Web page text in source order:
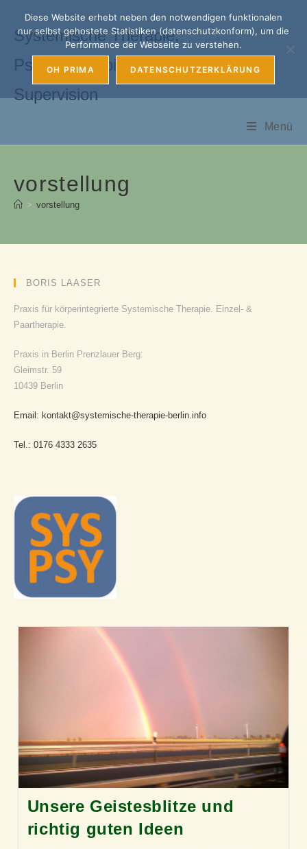
springen
Systemische Therapie,
Psychotherapie, Coaching &
Supervision
Menü
vorstellung
> vorstellung
BORIS LAASER
Praxis für körperintegrierte Systemische Therapie. Einzel- &
Paartherapie.
Praxis in Berlin Prenzlauer Berg:
Gleimstr. 59
10439 Berlin
Email: kontakt@systemische-therapie-berlin.info
Tel.: 0176 4333 2635
Unsere Geistesblitze und
richtig guten Ideen
Diese Website erhebt neben den notwendigen funktionalen
nur selbst gehostete Statistiken (datenschutzkonform), um die
Performance der Webseite zu verstehen.
OH PRIMA DATENSCHUTZERKLÄRUNG